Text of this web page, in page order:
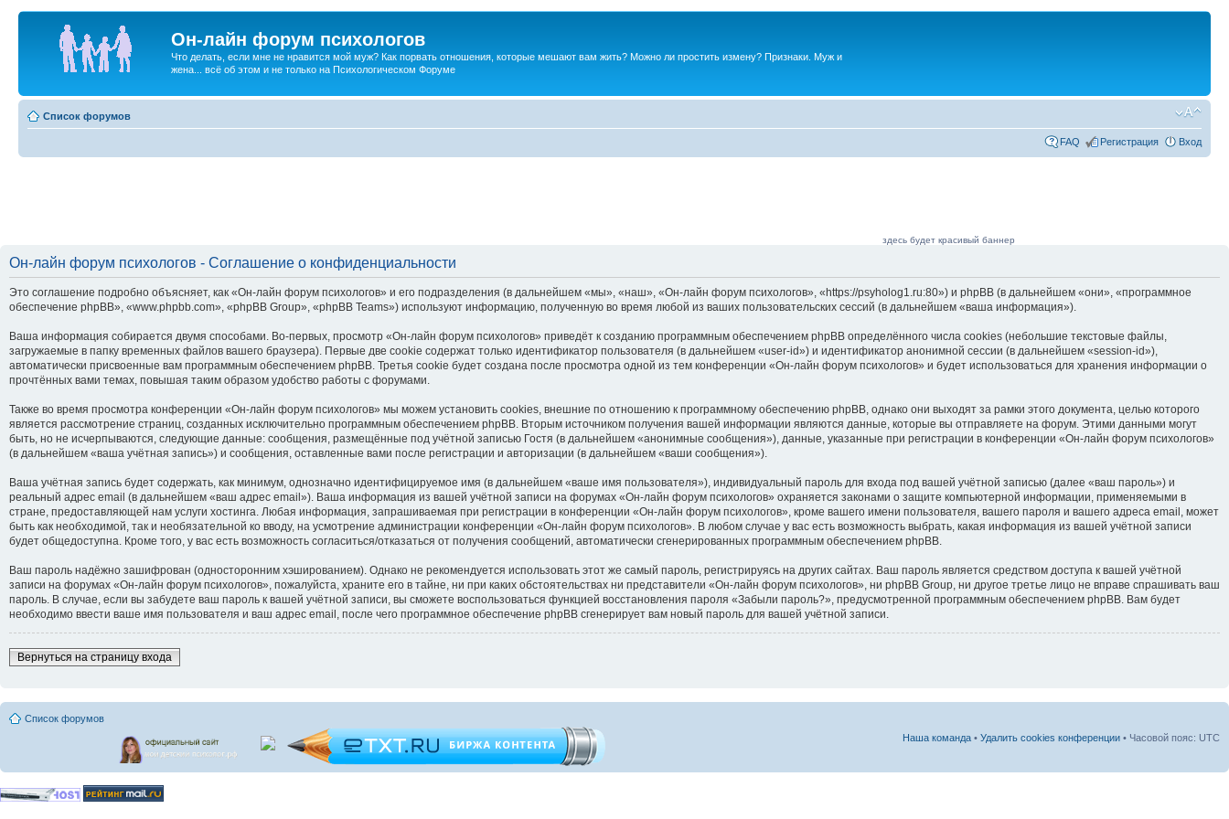
Он-лайн форум психологов
Что делать, если мне не нравится мой муж? Как порвать отношения, которые мешают вам жить? Можно ли простить измену? Признаки. Муж и
жена... всё об этом и не только на Психологическом Форуме
Список форумов
FAQ Регистрация Вход
здесь будет красивый баннер
Он-лайн форум психологов - Соглашение о конфиденциальности
Это соглашение подробно объясняет, как «Он-лайн форум психологов» и его подразделения (в дальнейшем «мы», «наш», «Он-лайн форум психологов», «https://psyholog1.ru:80») и phpBB (в дальнейшем «они», «программное
обеспечение phpBB», «www.phpbb.com», «phpBB Group», «phpBB Teams») используют информацию, полученную во время любой из ваших пользовательских сессий (в дальнейшем «ваша информация»).
Ваша информация собирается двумя способами. Во-первых, просмотр «Он-лайн форум психологов» приведёт к созданию программным обеспечением phpBB определённого числа cookies (небольшие текстовые файлы,
загружаемые в папку временных файлов вашего браузера). Первые две cookie содержат только идентификатор пользователя (в дальнейшем «user-id») и идентификатор анонимной сессии (в дальнейшем «session-id»),
автоматически присвоенные вам программным обеспечением phpBB. Третья cookie будет создана после просмотра одной из тем конференции «Он-лайн форум психологов» и будет использоваться для хранения информации о
прочтённых вами темах, повышая таким образом удобство работы с форумами.
Также во время просмотра конференции «Он-лайн форум психологов» мы можем установить cookies, внешние по отношению к программному обеспечению phpBB, однако они выходят за рамки этого документа, целью которого
является рассмотрение страниц, созданных исключительно программным обеспечением phpBB. Вторым источником получения вашей информации являются данные, которые вы отправляете на форум. Этими данными могут
быть, но не исчерпываются, следующие данные: сообщения, размещённые под учётной записью Гостя (в дальнейшем «анонимные сообщения»), данные, указанные при регистрации в конференции «Он-лайн форум психологов»
(в дальнейшем «ваша учётная запись») и сообщения, оставленные вами после регистрации и авторизации (в дальнейшем «ваши сообщения»).
Ваша учётная запись будет содержать, как минимум, однозначно идентифицируемое имя (в дальнейшем «ваше имя пользователя»), индивидуальный пароль для входа под вашей учётной записью (далее «ваш пароль») и
реальный адрес email (в дальнейшем «ваш адрес email»). Ваша информация из вашей учётной записи на форумах «Он-лайн форум психологов» охраняется законами о защите компьютерной информации, применяемыми в
стране, предоставляющей нам услуги хостинга. Любая информация, запрашиваемая при регистрации в конференции «Он-лайн форум психологов», кроме вашего имени пользователя, вашего пароля и вашего адреса email, может
быть как необходимой, так и необязательной ко вводу, на усмотрение администрации конференции «Он-лайн форум психологов». В любом случае у вас есть возможность выбрать, какая информация из вашей учётной записи
будет общедоступна. Кроме того, у вас есть возможность согласиться/отказаться от получения сообщений, автоматически сгенерированных программным обеспечением phpBB.
Ваш пароль надёжно зашифрован (односторонним хэшированием). Однако не рекомендуется использовать этот же самый пароль, регистрируясь на других сайтах. Ваш пароль является средством доступа к вашей учётной
записи на форумах «Он-лайн форум психологов», пожалуйста, храните его в тайне, ни при каких обстоятельствах ни представители «Он-лайн форум психологов», ни phpBB Group, ни другое третье лицо не вправе спрашивать ваш
пароль. В случае, если вы забудете ваш пароль к вашей учётной записи, вы сможете воспользоваться функцией восстановления пароля «Забыли пароль?», предусмотренной программным обеспечением phpBB. Вам будет
необходимо ввести ваше имя пользователя и ваш адрес email, после чего программное обеспечение phpBB сгенерирует вам новый пароль для вашей учётной записи.
Вернуться на страницу входа
Список форумов
Наша команда • Удалить cookies конференции • Часовой пояс: UTC